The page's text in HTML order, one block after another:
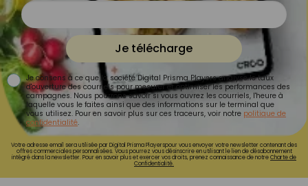
Je télécharge
Je consens à ce que la société Digital Prisma Players analyse le taux
d'ouverture des courriels pour mesurer et optimiser les performances des
campagnes. Nous pourrons savoir si vous ouvrez les courriels, l'heure à
laquelle vous le faites ainsi que des informations sur le terminal que
vous utilisez. Pour en savoir plus sur ces traceurs, voir notre politique de
confidentialité.
Votre adresse email sera utilisée par Digital Prisma Playerspour vous envoyer votre newsletter contenant des
offres commerciales personnalisées. Vous pourrez vous désinscrire en utilisant le lien de désabonnement
intégré dans la newsletter. Pour en savoir plus et exercer vos droits, prenez connaissance de notreCharte de
Confidentialité.